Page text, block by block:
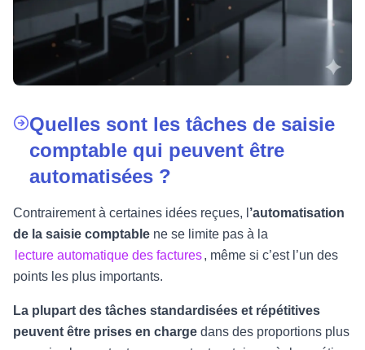
Quelles sont les tâches de saisie
comptable qui peuvent être
automatisées ?
Contrairement à certaines idées reçues, l ’automatisation
de la saisie comptable ne se limite pas à la
lecture automatique des factures, même si c’est l’un des
points les plus importants.
La plupart des tâches standardisées et répétitives
peuvent être prises en charge dans des proportions plus